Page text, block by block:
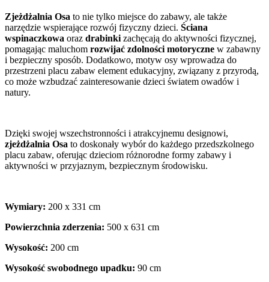
Zjeżdżalnia Osa to nie tylko miejsce do zabawy, ale także
narzędzie wspierające rozwój fizyczny dzieci. Ściana
wspinaczkowa oraz drabinki zachęcają do aktywności fizycznej,
pomagając maluchom rozwijać zdolności motoryczne w zabawny
i bezpieczny sposób. Dodatkowo, motyw osy wprowadza do
przestrzeni placu zabaw element edukacyjny, związany z przyrodą,
co może wzbudzać zainteresowanie dzieci światem owadów i
natury.
Dzięki swojej wszechstronności i atrakcyjnemu designowi,
zjeżdżalnia Osa to doskonały wybór do każdego przedszkolnego
placu zabaw, oferując dzieciom różnorodne formy zabawy i
aktywności w przyjaznym, bezpiecznym środowisku.
Wymiary: 200 x 331 cm
Powierzchnia zderzenia: 500 x 631 cm
Wysokość: 200 cm
Wysokość swobodnego upadku: 90 cm